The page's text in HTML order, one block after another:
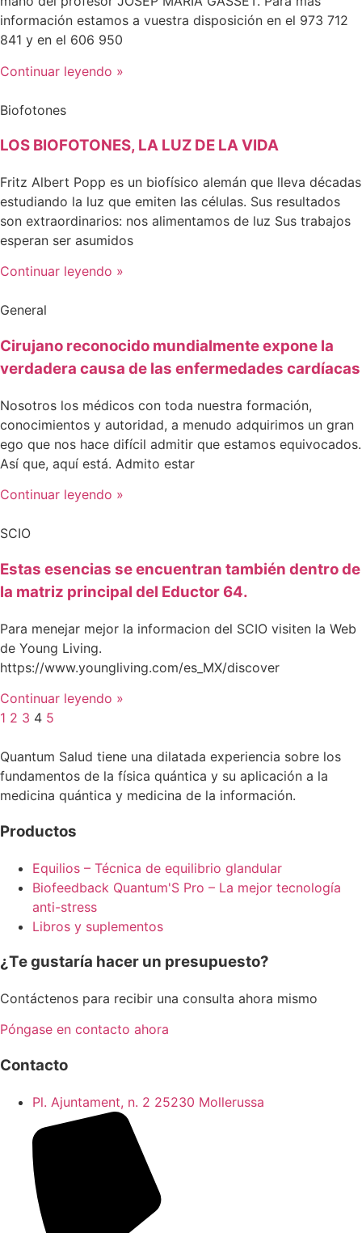
información estamos a vuestra disposición en el 973 712
841 y en el 606 950
Continuar leyendo »
Biofotones
LOS BIOFOTONES, LA LUZ DE LA VIDA
Fritz Albert Popp es un biofísico alemán que lleva décadas
estudiando la luz que emiten las células. Sus resultados
son extraordinarios: nos alimentamos de luz Sus trabajos
esperan ser asumidos
Continuar leyendo »
General
Cirujano reconocido mundialmente expone la
verdadera causa de las enfermedades cardíacas
Nosotros los médicos con toda nuestra formación,
conocimientos y autoridad, a menudo adquirimos un gran
ego que nos hace difícil admitir que estamos equivocados.
Así que, aquí está. Admito estar
Continuar leyendo »
SCIO
Estas esencias se encuentran también dentro de
la matriz principal del Eductor 64.
Para menejar mejor la informacion del SCIO visiten la Web
de Young Living.
https://www.youngliving.com/es_MX/discover
Continuar leyendo »
1 2 3 4 5
Quantum Salud tiene una dilatada experiencia sobre los
fundamentos de la física quántica y su aplicación a la
medicina quántica y medicina de la información.
Productos
Equilios – Técnica de equilibrio glandular
Biofeedback Quantum'S Pro – La mejor tecnología
anti-stress
Libros y suplementos
¿Te gustaría hacer un presupuesto?
Contáctenos para recibir una consulta ahora mismo
Póngase en contacto ahora
Contacto
Pl. Ajuntament, n. 2 25230 Mollerussa